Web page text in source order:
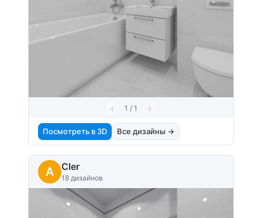
‹ 1 / 1 ›
Посмотреть в 3D Все дизайны →
A Cler
18 дизайнов